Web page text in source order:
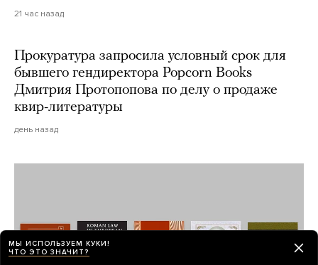
21 час назад
Прокуратура запросила условный срок для
бывшего гендиректора Popcorn Books
Дмитрия Протопопова по делу о продаже
квир-литературы
день назад
МЫ ИСПОЛЬЗУЕМ КУКИ!
ЧТО ЭТО ЗНАЧИТ?